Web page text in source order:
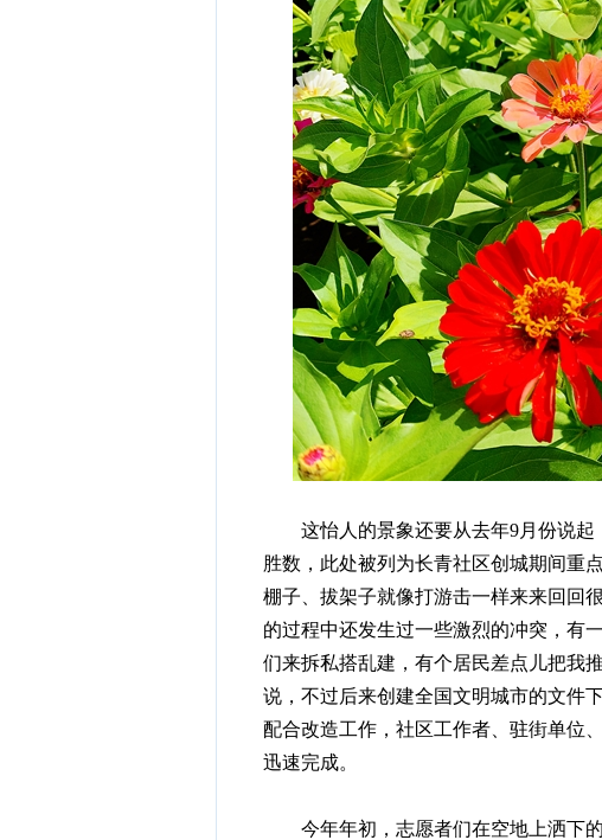
这怡人的景象还要从去年9月份说起
胜数，此处被列为长青社区创城期间重
棚子、拔架子就像打游击一样来来回回
的过程中还发生过一些激烈的冲突，有
们来拆私搭乱建，有个居民差点儿把我
说，不过后来创建全国文明城市的文件
配合改造工作，社区工作者、驻街单位
迅速完成。
今年年初，志愿者们在空地上洒下的